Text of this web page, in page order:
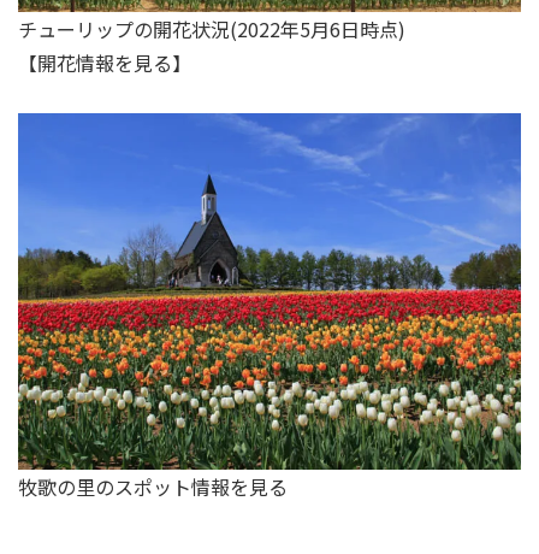
チューリップの開花状況(2022年5月6日時点)
【開花情報を見る】
牧歌の里のスポット情報を見る